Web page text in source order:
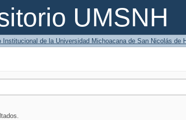
UMSNH
Institucional de la Universidad Michoacana de San Nicolás de